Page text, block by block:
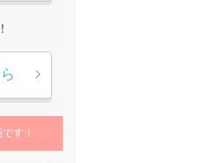
す！